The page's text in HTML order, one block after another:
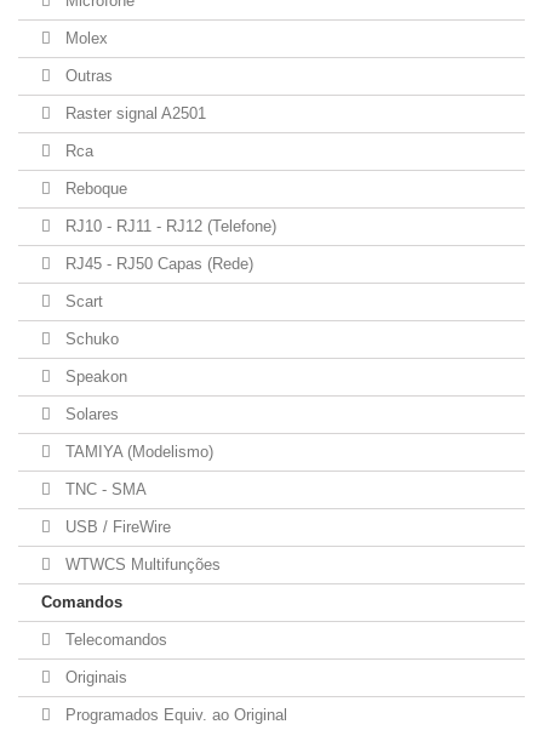
Molex
Outras
Raster signal A2501
Rca
Reboque
RJ10 - RJ11 - RJ12 (Telefone)
RJ45 - RJ50 Capas (Rede)
Scart
Schuko
Speakon
Solares
TAMIYA (Modelismo)
TNC - SMA
USB / FireWire
WTWCS Multifunções
Comandos
Telecomandos
Originais
Programados Equiv. ao Original